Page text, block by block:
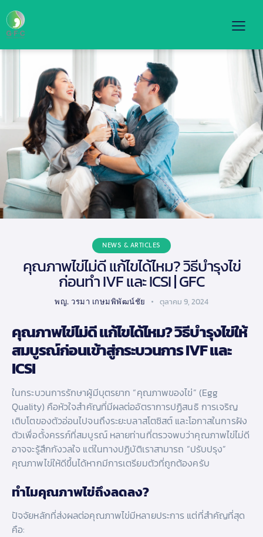
NEWS & ARTICLES
คุณภาพไข่ไม่ดี แก้ไขได้ไหม? วิธีบำรุงไข่
ก่อนทำ IVF และ ICSI | GFC
พญ. วรมา เกษมพิพัฒน์ชัย ตุลาคม 9, 2024
คุณภาพไข่ไม่ดี แก้ไขได้ไหม? วิธีบำรุงไข่ให้
สมบูรณ์ก่อนเข้าสู่กระบวนการ IVF และ
ICSI
ในกระบวนการรักษาผู้มีบุตรยาก “คุณภาพของไข่” (Egg
Quality) คือหัวใจสำคัญที่มีผลต่ออัตราการปฏิสนธิ การเจริญ
เติบโตของตัวอ่อนไปจนถึงระยะบลาสโตซิสต์ และโอกาสในการฝัง
ตัวเพื่อตั้งครรภ์ที่สมบูรณ์ หลายท่านที่ตรวจพบว่าคุณภาพไข่ไม่ดี
อาจจะรู้สึกกังวลใจ แต่ในทางปฏิบัติเราสามารถ “ปรับปรุง”
คุณภาพไข่ให้ดีขึ้นได้หากมีการเตรียมตัวที่ถูกต้องครับ
ทำไมคุณภาพไข่ถึงลดลง?
ปัจจัยหลักที่ส่งผลต่อคุณภาพไข่มีหลายประการ แต่ที่สำคัญที่สุด
คือ: